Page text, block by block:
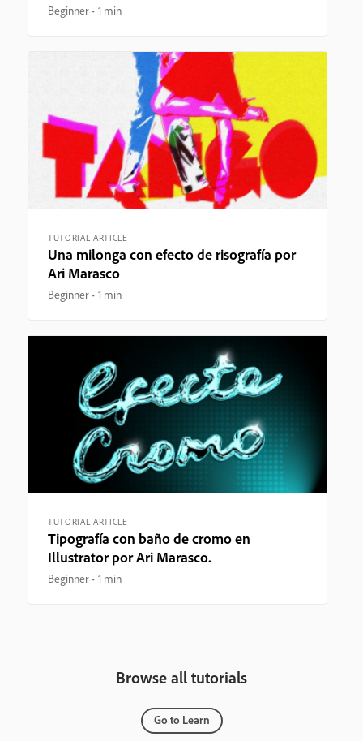
Beginner 1 min
TUTORIAL ARTICLE
Una milonga con efecto de risografía por
Ari Marasco
Beginner 1 min
TUTORIAL ARTICLE
Tipografía con baño de cromo en
Illustrator por Ari Marasco.
Beginner 1 min
Browse all tutorials
Go to Learn